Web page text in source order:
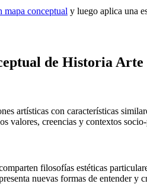
mapa conceptual y luego aplica una
de Historia Arte
artísticas con características
valores, creencias y contextos
filosofías estéticas
nuevas formas de entender y